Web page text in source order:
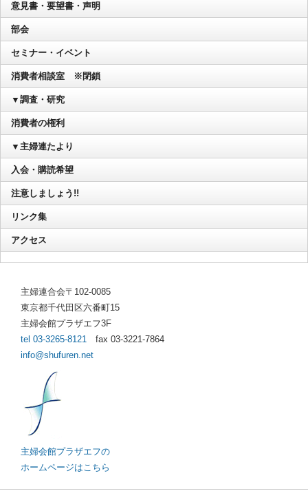
意見書・要望書・声明
部会
セミナー・イベント
消費者相談室 ※閉鎖
▼調査・研究
消費者の権利
▼主婦連たより
入会・購読希望
注意しましょう!!
リンク集
アクセス
主婦連合会〒102-0085
東京都千代田区六番町15
主婦会館プラザエフ3F
tel 03-3265-8121 fax 03-3221-7864
info@shufuren.net
主婦会館プラザエフの
ホームページはこちら